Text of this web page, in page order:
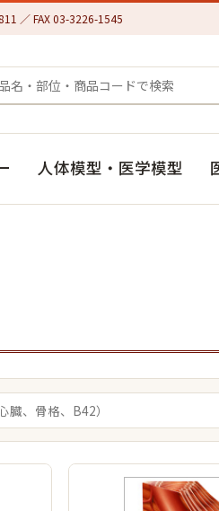
／ FAX 03-3226-1545
人体模型・医学模型